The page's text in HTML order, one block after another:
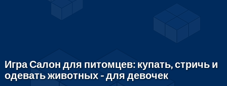
Игра Салон для питомцев: купать, стричь и
одевать животных - для девочек